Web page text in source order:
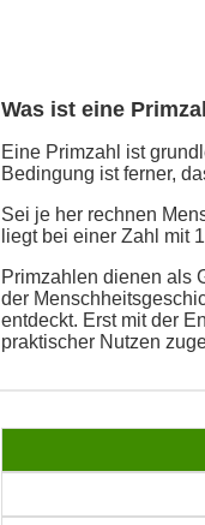
Was ist eine
Eine Primzahl ist
Bedingung ist ferner,
Sei je her rechnen
liegt bei einer Zahl mit
Primzahlen dienen als
der
entdeckt. Erst mit der
praktischer Nutzen